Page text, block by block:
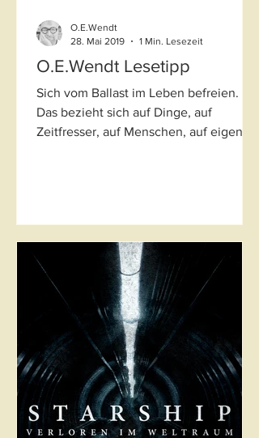
O.E.Wendt Lesetipp
Sich vom Ballast im Leben befreien.
Das bezieht sich auf Dinge, auf
Zeitfresser, auf Menschen, auf eigene
O.E.Wendt
28. Mai 2019
1 Min. Lesezeit